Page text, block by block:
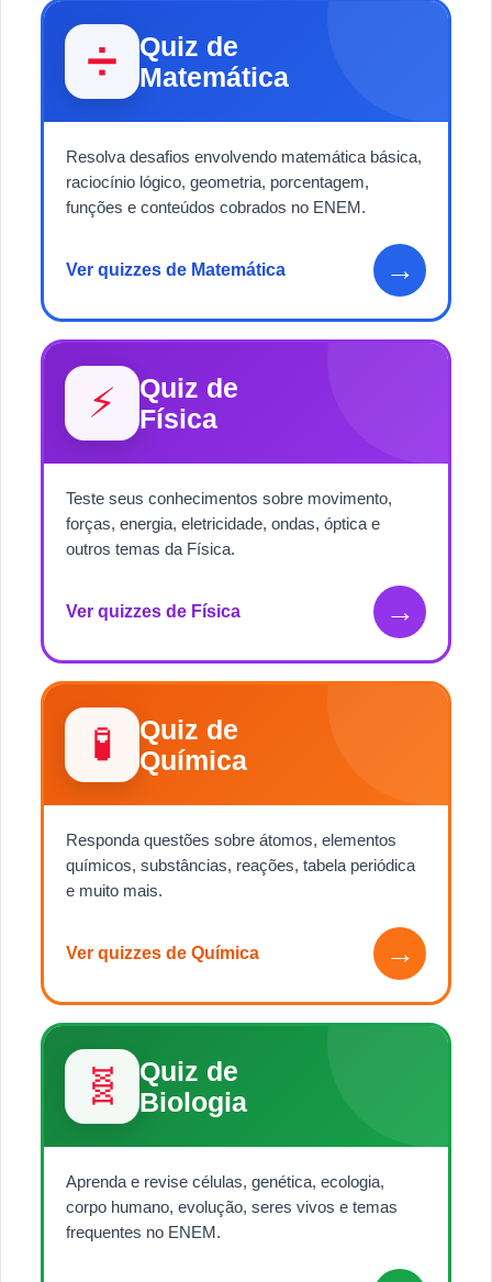
➗
Quiz de
Matemática
Resolva desafios envolvendo matemática básica,
raciocínio lógico, geometria, porcentagem,
funções e conteúdos cobrados no ENEM.
Ver quizzes de Matemática →
⚡
Quiz de
Física
Teste seus conhecimentos sobre movimento,
forças, energia, eletricidade, ondas, óptica e
outros temas da Física.
Ver quizzes de Física →
🧪
Quiz de
Química
Responda questões sobre átomos, elementos
químicos, substâncias, reações, tabela periódica
e muito mais.
Ver quizzes de Química →
🧬
Quiz de
Biologia
Aprenda e revise células, genética, ecologia,
corpo humano, evolução, seres vivos e temas
frequentes no ENEM.